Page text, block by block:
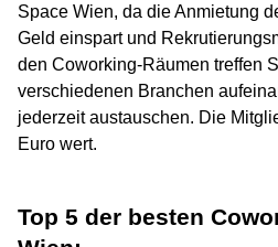
Space Wien, da die Anmietung
Geld einspart und
den Coworking-Räumen treffen
verschiedenen Branchen
jederzeit austauschen. Die
Euro wert.
Top 5 der besten